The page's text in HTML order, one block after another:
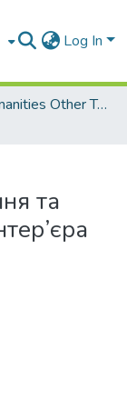
Log In
Arts & Humanities Other Topics
та